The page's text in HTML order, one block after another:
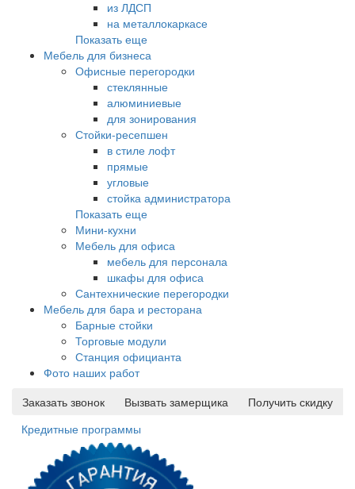
из ЛДСП
на металлокаркасе
Показать еще
Мебель для бизнеса
Офисные перегородки
стеклянные
алюминиевые
для зонирования
Стойки-ресепшен
в стиле лофт
прямые
угловые
стойка администратора
Показать еще
Мини-кухни
Мебель для офиса
мебель для персонала
шкафы для офиса
Сантехнические перегородки
Мебель для бара и ресторана
Барные стойки
Торговые модули
Станция официанта
Фото наших работ
Заказать звонок
Вызвать замерщика
Получить скидку
Кредитные программы